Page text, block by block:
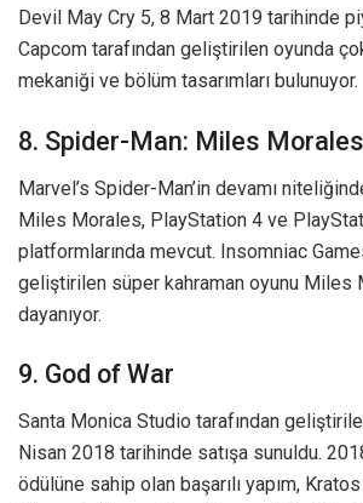
Devil May Cry 5, 8 Mart 2019 tarihinde
Capcom tarafından geliştirilen oyunda
mekaniği ve bölüm tasarımları bulunuyor.
8. Spider-Man: Miles Morales
Marvel’s Spider-Man’in devamı
Miles Morales, PlayStation 4 ve
platformlarında mevcut. Insomniac
geliştirilen süper kahraman oyunu Miles
dayanıyor.
9. God of War
Santa Monica Studio tarafından
Nisan 2018 tarihinde satışa sunuldu.
ödülüne sahip olan başarılı yapım,